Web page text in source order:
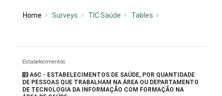
Home Surveys TIC Saúde Tables
Estabelecimentos
A6C - ESTABELECIMENTOS DE SAÚDE, POR QUANTIDADE
DE PESSOAS QUE TRABALHAM NA ÁREA OU DEPARTAMENTO
DE TECNOLOGIA DA INFORMAÇÃO COM FORMAÇÃO NA